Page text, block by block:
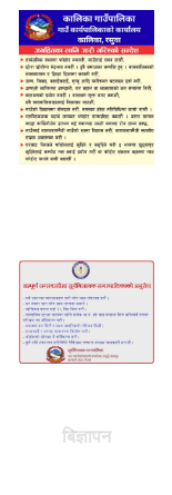
बिज्ञापन